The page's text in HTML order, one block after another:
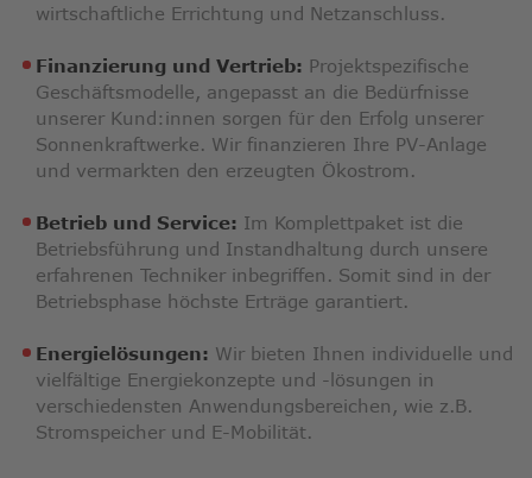
wirtschaftliche Errichtung und Netzanschluss.
Finanzierung und Vertrieb: Projektspezifische
Geschäftsmodelle, angepasst an die Bedürfnisse
unserer Kund:innen sorgen für den Erfolg unserer
Sonnenkraftwerke. Wir finanzieren Ihre PV-Anlage
und vermarkten den erzeugten Ökostrom.
Betrieb und Service: Im Komplettpaket ist die
Betriebsführung und Instandhaltung durch unsere
erfahrenen Techniker inbegriffen. Somit sind in der
Betriebsphase höchste Erträge garantiert.
Energielösungen: Wir bieten Ihnen individuelle und
vielfältige Energiekonzepte und -lösungen in
verschiedensten Anwendungsbereichen, wie z.B.
Stromspeicher und E-Mobilität.